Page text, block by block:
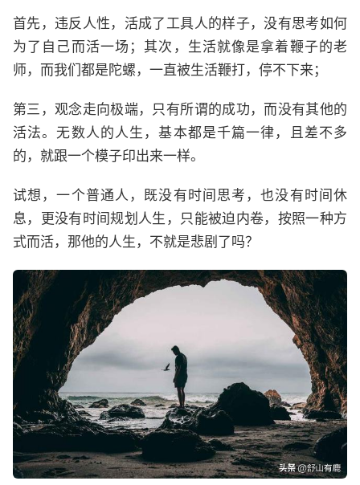
首先，违反人性，活成了工具人的样子，没有思考如何
为了自己而活一场；其次，生活就像是拿着鞭子的老
师，而我们都是陀螺，一直被生活鞭打，停不下来；
第三，观念走向极端，只有所谓的成功，而没有其他的
活法。无数人的人生，基本都是千篇一律，且差不多
的，就跟一个模子印出来一样。
试想，一个普通人，既没有时间思考，也没有时间休
息，更没有时间规划人生，只能被迫内卷，按照一种方
式而活，那他的人生，不就是悲剧了吗？